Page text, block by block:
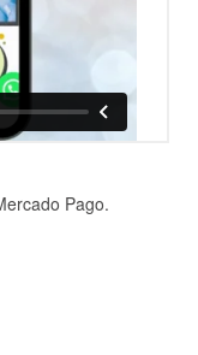
Pago.